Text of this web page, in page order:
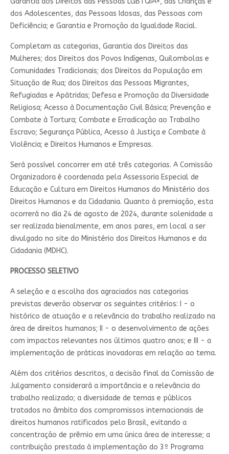
dos Adolescentes, das Pessoas Idosas, das Pessoas com
Deficiência; e Garantia e Promoção da Igualdade Racial.
Completam as categorias, Garantia dos Direitos das
Mulheres; dos Direitos dos Povos Indígenas, Quilombolas e
Comunidades Tradicionais; dos Direitos da População em
Situação de Rua; dos Direitos das Pessoas Migrantes,
Refugiadas e Apátridas; Defesa e Promoção da Diversidade
Religiosa; Acesso à Documentação Civil Básica; Prevenção e
Combate à Tortura; Combate e Erradicação ao Trabalho
Escravo; Segurança Pública, Acesso à Justiça e Combate à
Violência; e Direitos Humanos e Empresas.
Será possível concorrer em até três categorias. A Comissão
Organizadora é coordenada pela Assessoria Especial de
Educação e Cultura em Direitos Humanos do Ministério dos
Direitos Humanos e da Cidadania. Quanto à premiação, esta
ocorrerá no dia 24 de agosto de 2024, durante solenidade a
ser realizada bienalmente, em anos pares, em local a ser
divulgado no site do Ministério dos Direitos Humanos e da
Cidadania (MDHC).
PROCESSO SELETIVO
A seleção e a escolha dos agraciados nas categorias
previstas deverão observar os seguintes critérios: I - o
histórico de atuação e a relevância do trabalho realizado na
área de direitos humanos; II - o desenvolvimento de ações
com impactos relevantes nos últimos quatro anos; e III - a
implementação de práticas inovadoras em relação ao tema.
Além dos critérios descritos, a decisão final da Comissão de
Julgamento considerará a importância e a relevância do
trabalho realizado; a diversidade de temas e públicos
tratados no âmbito dos compromissos internacionais de
direitos humanos ratificados pelo Brasil, evitando a
concentração de prêmio em uma única área de interesse; a
contribuição prestada à implementação do 3º Programa